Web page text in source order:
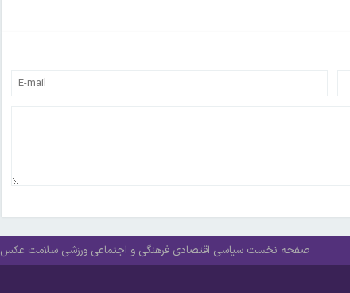
صفحه نخست سیاسی اقتصادی فرهنگی و اجتماعی ورزشی سلامت عکس